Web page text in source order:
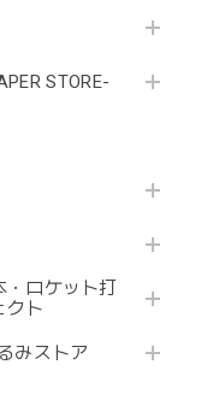
STORE-
・ロケット打
クト
みストア